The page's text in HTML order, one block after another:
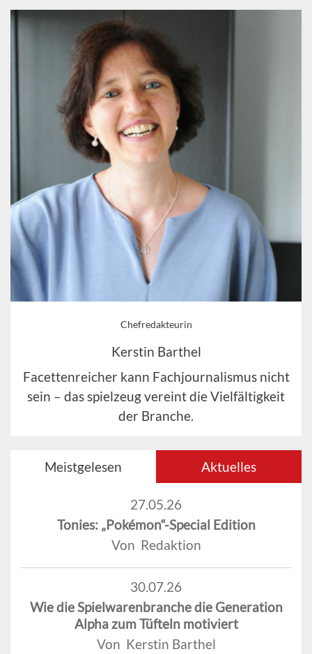
Chefredakteurin
Kerstin Barthel
Facettenreicher kann Fachjournalismus nicht
sein – das spielzeug vereint die Vielfältigkeit
der Branche.
Meistgelesen Aktuelles
27.05.26
Tonies: „Pokémon“-Special Edition
Von Redaktion
30.07.26
Wie die Spielwarenbranche die Generation
Alpha zum Tüfteln motiviert
Von Kerstin Barthel